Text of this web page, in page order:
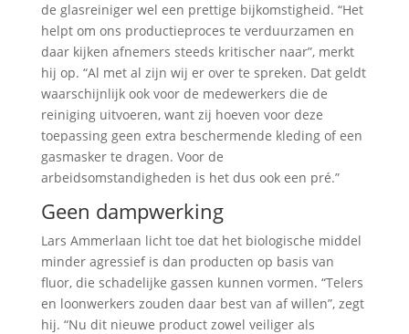
de glasreiniger wel een prettige bijkomstigheid. “Het
helpt om ons productieproces te verduurzamen en
daar kijken afnemers steeds kritischer naar”, merkt
hij op. “Al met al zijn wij er over te spreken. Dat geldt
waarschijnlijk ook voor de medewerkers die de
reiniging uitvoeren, want zij hoeven voor deze
toepassing geen extra beschermende kleding of een
gasmasker te dragen. Voor de
arbeidsomstandigheden is het dus ook een pré.”
Geen dampwerking
Lars Ammerlaan licht toe dat het biologische middel
minder agressief is dan producten op basis van
fluor, die schadelijke gassen kunnen vormen. “Telers
en loonwerkers zouden daar best van af willen”, zegt
hij. “Nu dit nieuwe product zowel veiliger als